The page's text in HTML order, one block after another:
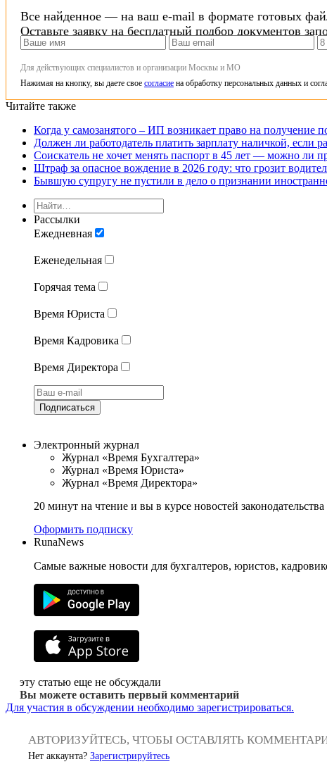
Все найденное — на ваш e-mail в формате готовых
Оставьте заявку на бесплатный подбор документов
Для действующих специалистов и организации Москвы и МО
Нажимая на кнопку, вы даете свое согласие на обработку персональных данных и
Читайте также
Когда у самозанятого – ИП возникает право на получение
Должен ли работодатель платить зарплату наличкой, если
Соискатель не хочет менять паспорт в 45 лет — можно ли
Штраф за опасное вождение в 2026 году: что грозит
Бывшую супругу не пустили в дело о признании
Рассылки
Ежедневная
Еженедельная
Горячая тема
Время Юриста
Время Кадровика
Время Директора
Подписаться
Электронный журнал
Журнал «Время Бухгалтера»
Журнал «Время Юриста»
Журнал «Время Директора»
20 минут на чтение и вы в курсе новостей законодательства
Оформить подписку
RunaNews
Самые важные новости для бухгалтеров, юристов,
эту статью еще не обсуждали
Вы можете оставить первый комментарий
Для участия в обсуждении необходимо зарегистрироваться.
АВТОРИЗУЙТЕСЬ, ЧТОБЫ ОСТАВЛЯТЬ
Нет аккаунта? Зарегистрируйтесь